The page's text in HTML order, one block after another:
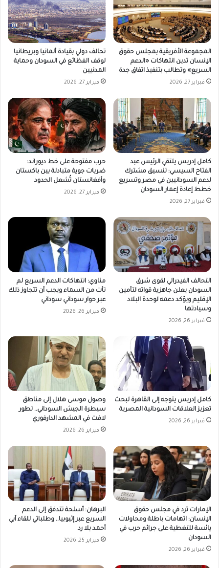
المجموعة الأفريقية بمجلس حقوق
الإنسان تدين انتهاكات «الدعم
السريع» وتطالب بتنفيذ اتفاق جدة
فبراير 27, 2026
تحالف دولي بقيادة ألمانيا وبريطانيا
لوقف الفظائع في السودان وحماية
المدنيين
فبراير 27, 2026
كامل إدريس يلتقي الرئيس عبد
الفتاح السيسي: تنسيق مشترك
لدعم السودانيين في مصر وتسريع
خطط إعادة إعمار السودان
فبراير 27, 2026
حرب مفتوحة على خط ديوراند:
ضربات جوية متبادلة بين باكستان
وأفغانستان تُشعل الحدود
فبراير 27, 2026
التحالف الفيدرالي لقوى شرق
السودان يعلن جاهزية قواته لتأمين
الإقليم ويؤكد دعمه لوحدة البلاد
وسيادتها
فبراير 26, 2026
مناوي: انتهاكات الدعم السريع لم
تأت من السماء ويجب أن تتجاوز ذلك
عبر حوار سوداني سوداني
فبراير 26, 2026
كامل إدريس يتوجه إلى القاهرة لبحث
تعزيز العلاقات السودانية المصرية
فبراير 26, 2026
وصول موسى هلال إلى مناطق
سيطرة الجيش السوداني.. تطور
لافت في المشهد الدارفوري
فبراير 26, 2026
الإمارات ترد في مجلس حقوق
الإنسان: اتهامات باطلة ومحاولات
يائسة للتغطية على جرائم حرب في
السودان
فبراير 26, 2026
البرهان: أسلحة تتدفق إلى الدعم
السريع عبر إثيوبيا.. وطلباتي للقاء آبي
أحمد بلا رد
فبراير 25, 2026